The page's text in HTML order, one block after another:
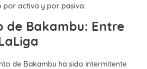
por activa y por pasiva.
de Bakambu: Entre
de Bakambu ha sido intermitente